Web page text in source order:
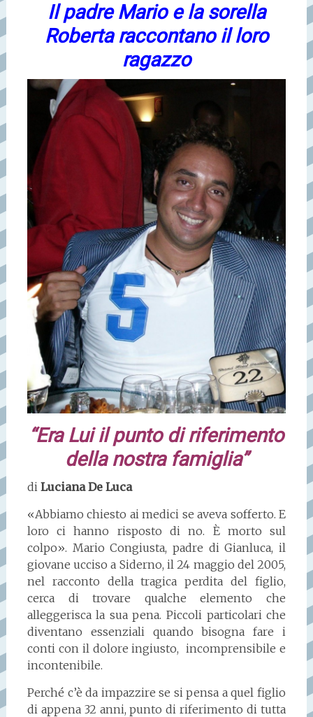
Il padre Mario e la sorella
Roberta raccontano il loro
ragazzo
“Era Lui il punto di riferimento
della nostra famiglia”
di Luciana De Luca
«Abbiamo chiesto ai medici se aveva sofferto. E
loro ci hanno risposto di no. È morto sul
colpo». Mario Congiusta, padre di Gianluca, il
giovane ucciso a Siderno, il 24 maggio del 2005,
nel racconto della tragica perdita del figlio,
cerca di trovare qualche elemento che
alleggerisca la sua pena. Piccoli particolari che
diventano essenziali quando bisogna fare i
conti con il dolore ingiusto, incomprensibile e
incontenibile.
Perché c’è da impazzire se si pensa a quel figlio
di appena 32 anni, punto di riferimento di tutta